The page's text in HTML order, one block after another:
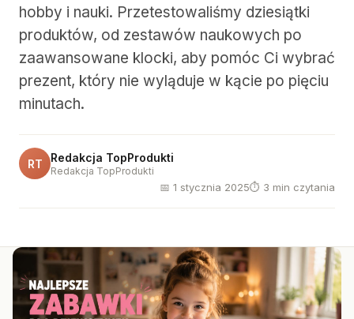
hobby i nauki. Przetestowaliśmy dziesiątki
produktów, od zestawów naukowych po
zaawansowane klocki, aby pomóc Ci wybrać
prezent, który nie wyląduje w kącie po pięciu
minutach.
RT Redakcja TopProdukti
Redakcja TopProdukti
📅 1 stycznia 2025⏱ 3 min czytania